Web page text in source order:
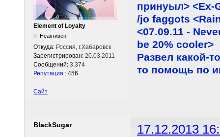
Element of Loyalty
Неактивен
Откуда: Россия, г.Хабаровск
Зарегистрирован: 20.03.2011
Сообщений: 3,374
Репутация : 456
принуыл> <Ex-
/jo faggots
<07.09.11 -
be 20% cooler>
Развел какой-
то помощь по
Сайт
BlackSugar 17.12.2013